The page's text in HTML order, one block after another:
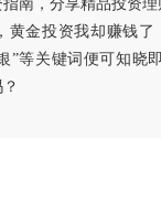
南，分享精品投资
黄金投资我却赚钱
”等关键词便可知晓